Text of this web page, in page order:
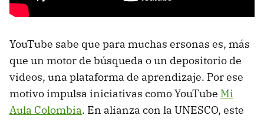
YouTube sabe que para muchas ersonas es, más
que un motor de búsqueda o un depositorio de
videos, una plataforma de aprendizaje. Por ese
motivo impulsa iniciativas como YouTube Mi
Aula Colombia. En alianza con la UNESCO, este